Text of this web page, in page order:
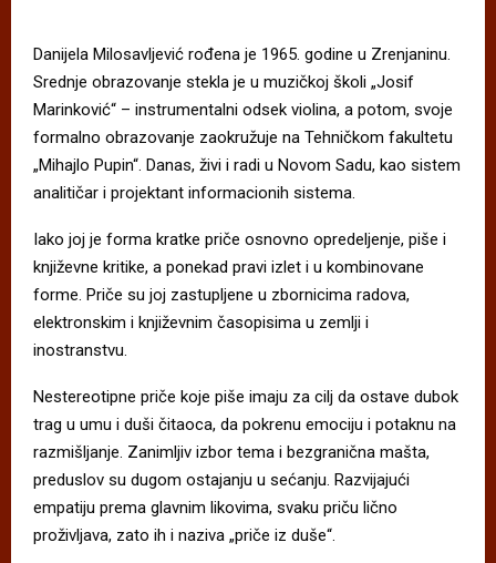
Danijela Milosavljević rođena je 1965. godine u Zrenjaninu.
Srednje obrazovanje stekla je u muzičkoj školi „Josif
Marinković“ – instrumentalni odsek violina, a potom, svoje
formalno obrazovanje zaokružuje na Tehničkom fakultetu
„Mihajlo Pupin“. Danas, živi i radi u Novom Sadu, kao sistem
analitičar i projektant informacionih sistema.
Iako joj je forma kratke priče osnovno opredeljenje, piše i
književne kritike, a ponekad pravi izlet i u kombinovane
forme. Priče su joj zastupljene u zbornicima radova,
elektronskim i književnim časopisima u zemlji i
inostranstvu.
Nestereotipne priče koje piše imaju za cilj da ostave dubok
trag u umu i duši čitaoca, da pokrenu emociju i potaknu na
razmišljanje. Zanimljiv izbor tema i bezgranična mašta,
preduslov su dugom ostajanju u sećanju. Razvijajući
empatiju prema glavnim likovima, svaku priču lično
proživljava, zato ih i naziva „priče iz duše“.